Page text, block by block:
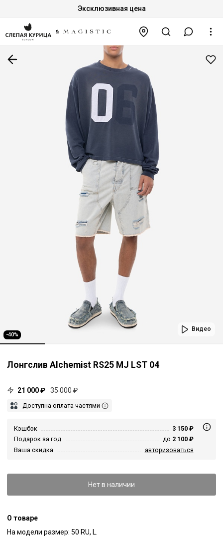
Эксклюзивная цена
-40%
Видео
Лонгслив Alchemist RS25 MJ LST 04
21 000 ₽ 35 000 ₽
Доступна оплата частями
Кэшбэк
3 150 ₽
Подарок за год
до 2 100 ₽
Ваша скидка
авторизоваться
Нет в наличии
О товаре
На модели размер: 50 RU, L.